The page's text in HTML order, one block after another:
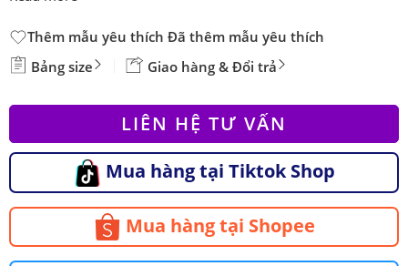
Thêm mẫu yêu thích Đã thêm mẫu yêu thích
Bảng size Giao hàng & Đổi trả
LIÊN HỆ TƯ VẤN
Mua hàng tại Tiktok Shop
Mua hàng tại Shopee